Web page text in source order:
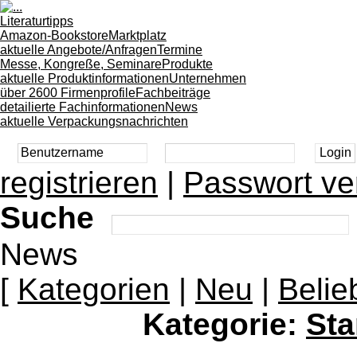
Literaturtipps
Amazon-BookstoreMarktplatz
aktuelle Angebote/AnfragenTermine
Messe, Kongreße, SeminareProdukte
aktuelle ProduktinformationenUnternehmen
über 2600 FirmenprofileFachbeiträge
detailierte FachinformationenNews
aktuelle Verpackungsnachrichten
registrieren | Passwort
Suche
News
[ Kategorien | Neu |
Kategorie: